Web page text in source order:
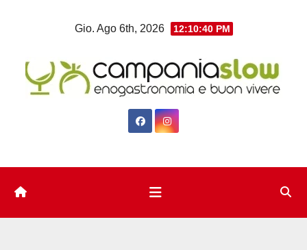
Gio. Ago 6th, 2026 12:10:40 PM